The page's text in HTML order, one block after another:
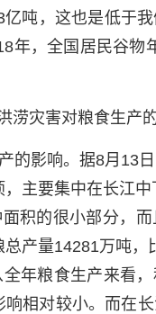
吨，这也是低于
年，全国居民谷物
灾害对粮食生产的
的影响。据8月13
主要集中在长江
积的很小部分，
产量14281万吨，
年粮食生产来看
相对较小。而在